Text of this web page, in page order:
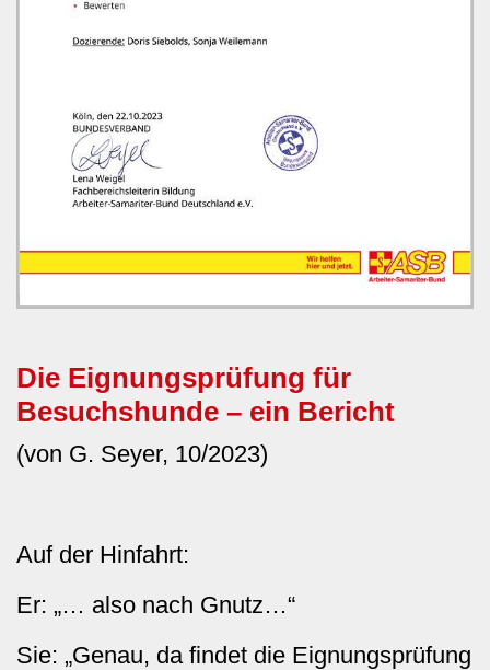
Die Eignungsprüfung für
Besuchshunde – ein Bericht
(von G. Seyer, 10/2023)
Auf der Hinfahrt:
Er: „… also nach Gnutz…“
Sie: „Genau, da findet die Eignungsprüfung